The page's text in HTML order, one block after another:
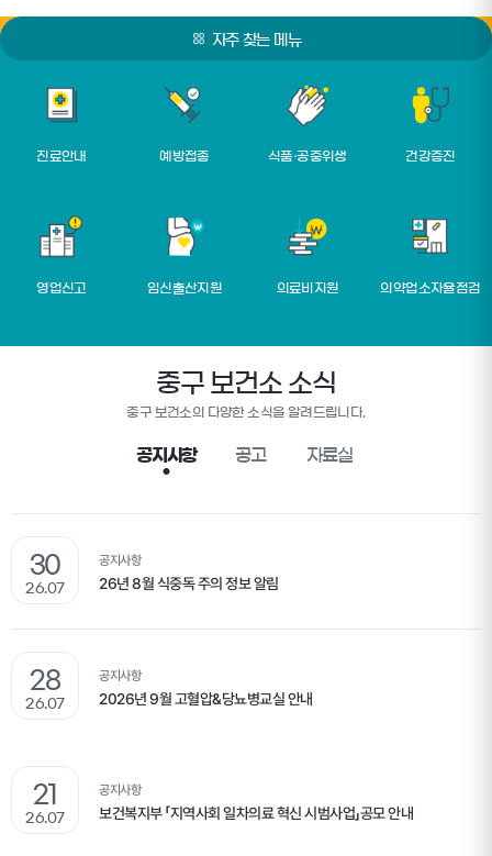
자주 찾는 메뉴
진료안내 예방접종 식품·공중위생 건강증진
영업신고 임신출산지원 의료비지원 의약업소자율점검
중구 보건소 소식
중구 보건소의 다양한 소식을 알려드립니다.
공지사항
공지사항
26년 8월 식중독 주의 정보 알림
30
26.07
공지사항
2026년 9월 고혈압&당뇨병교실 안내
28
26.07
공지사항
보건복지부 「지역사회 일차의료 혁신 시범사업」공모 안내
21
26.07
공고 자료실